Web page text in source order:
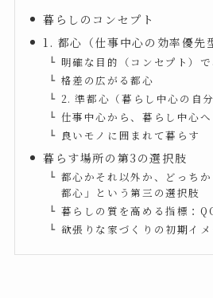
暮らしのコンセプト
1. 都心（仕事中心の効率優先
明確な目的（コンセプト）で
格差の広がる都心
2. 準都心（暮らし中心の自
仕事中心から、暮らし中心へ
良いモノに囲まれて暮らす
暮らす場所の第3の選択肢
都心かそれ以外か、どっち
都心」という第三の選択肢
暮らしの質を高める指標
欲張りな家づくりの初期イメ